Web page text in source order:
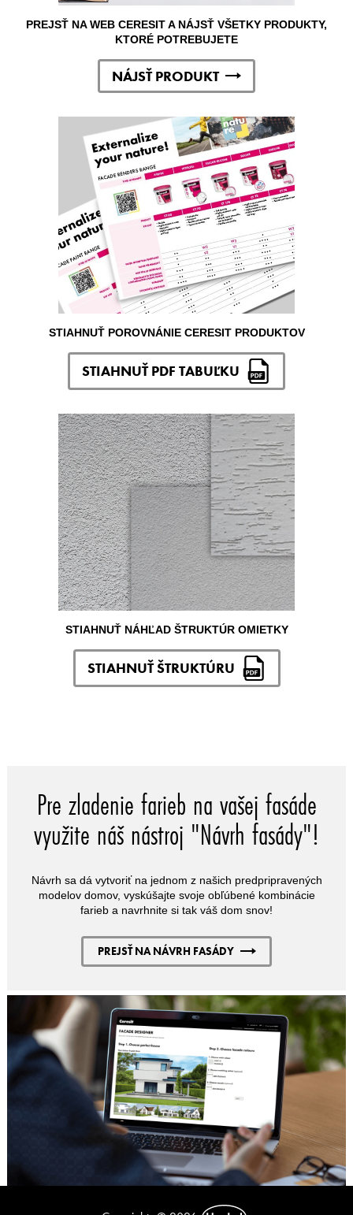
PREJSŤ NA WEB CERESIT A NÁJSŤ VŠETKY PRODUKTY,
KTORÉ POTREBUJETE
NÁJSŤ PRODUKT
STIAHNUŤ POROVNÁNIE CERESIT PRODUKTOV
STIAHNUŤ PDF TABUĽKU
STIAHNUŤ NÁHĽAD ŠTRUKTÚR OMIETKY
STIAHNUŤ ŠTRUKTÚRU
Pre zladenie farieb na vašej fasáde
využite náš nástroj "Návrh fasády"!
Návrh sa dá vytvoriť na jednom z našich predpripravených
modelov domov, vyskúšajte svoje obľúbené kombinácie
farieb a navrhnite si tak váš dom snov!
PREJSŤ NA NÁVRH FASÁDY